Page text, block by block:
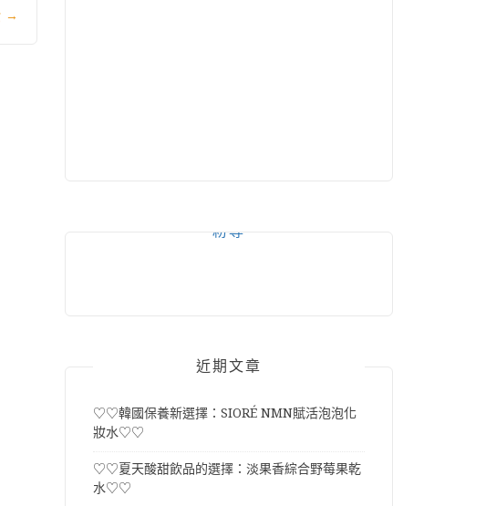
→
粉專
近期文章
♡♡韓國保養新選擇：SIORÉ NMN賦活泡泡化
妝水♡♡
♡♡夏天酸甜飲品的選擇：淡果香綜合野莓果乾
水♡♡